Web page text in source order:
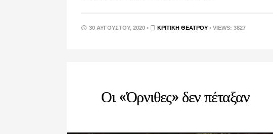
30 ΑΥΓΟΎΣΤΟΥ, 2020 • ΚΡΙΤΙΚΉ ΘΕΆΤΡΟΥ • VIEWS: 3827
Οι «Όρνιθες» δεν πέταξαν